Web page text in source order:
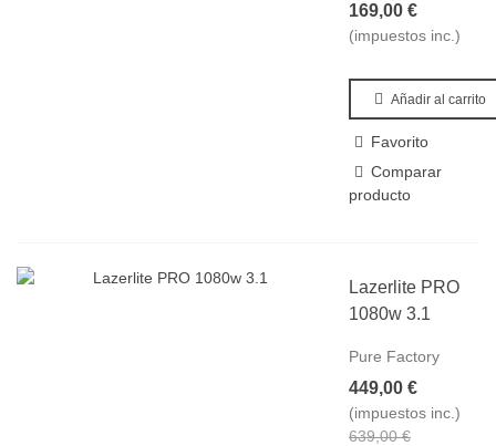
169,00 €
(impuestos inc.)
Añadir al carrito
Favorito
Comparar
producto
Lazerlite PRO
1080w 3.1
Pure Factory
449,00 €
(impuestos inc.)
639,00 €